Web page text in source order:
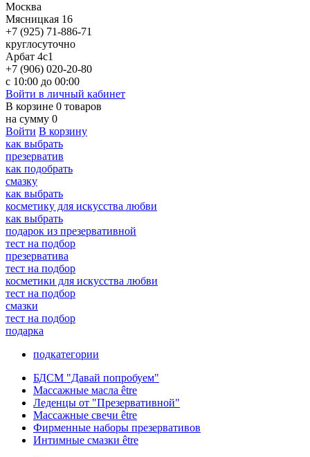
Москва
Мясницкая 16
+7 (925) 71-886-71
круглосуточно
Арбат 4с1
+7 (906) 020-20-80
с 10:00 до 00:00
Войти в личный кабинет
В корзине 0 товаров
на сумму 0
Войти В корзину
как выбрать
презерватив
как подобрать
смазку
как выбрать
косметику для искусства любви
как выбрать
подарок из презервативной
тест на подбор
презерватива
тест на подбор
косметики для искусства любви
тест на подбор
смазки
тест на подбор
подарка
подкатегории
БДСМ "Давай попробуем"
Массажные масла être
Леденцы от "Презервативной"
Массажные свечи être
Фирменные наборы презервативов
Интимные смазки être